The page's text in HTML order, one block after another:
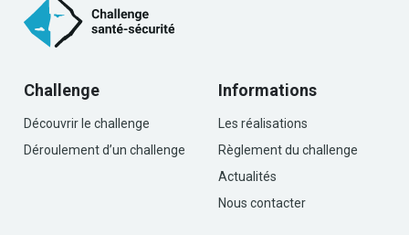
Challenge
Découvrir le challenge
Déroulement d’un challenge
Informations
Les réalisations
Règlement du challenge
Actualités
Nous contacter